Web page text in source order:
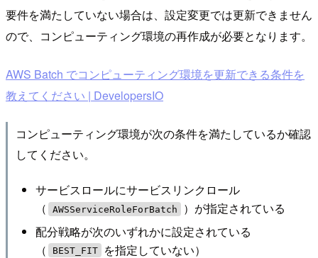
要件を満たしていない場合は、設定変更では更新できません
ので、コンピューティング環境の再作成が必要となります。
AWS Batch でコンピューティング環境を更新できる条件を
教えてください | DevelopersIO
コンピューティング環境が次の条件を満たしているか確認
してください。
サービスロールにサービスリンクロール
（
AWSServiceRoleForBatch
）が指定されている
配分戦略が次のいずれかに設定されている
（
BEST_FIT を指定していない）